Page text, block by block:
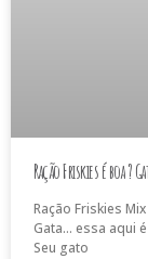
Ração Friskies é boa ?
Ração Friskies
Gata… essa aqui
Seu gato